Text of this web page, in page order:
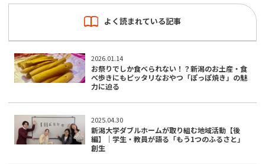
よく読まれている記事
2026.01.14
お祭りでしか食べられない！？新潟のお土産・食
べ歩きにもピッタリなおやつ「ぽっぽ焼き」の魅
力に迫る
2025.04.30
新潟大学ダブルホームが取り組む地域活動【後
編】｜学生・教員が語る「もう1つのふるさと」
創生